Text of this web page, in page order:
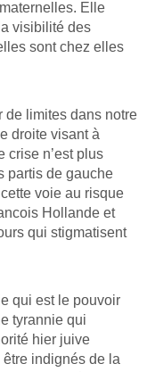
Elle
visibilité des
sont chez elles
de limites dans notre
droite visant à
crise n’est plus
partis de gauche
voie au risque
Hollande et
qui stigmatisent
qui est le pouvoir
tyrannie qui
hier juive
indignés de la